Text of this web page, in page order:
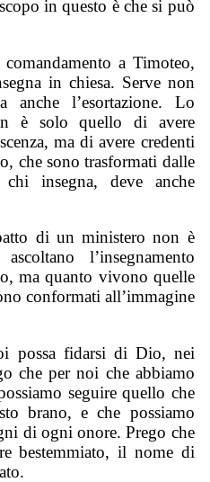
in questo è che si può
a Timoteo,
in chiesa. Serve non
anche l’esortazione. Lo
è solo quello di avere
ma di avere credenti
che sono trasformati dalle
insegna, deve anche
di un ministero non è
l’insegnamento
ma quanto vivono quelle
conformati all’immagine
possa fidarsi di Dio, nei
che per noi che abbiamo
seguire quello che
brano, e che possiamo
di ogni onore. Prego che
bestemmiato, il nome di